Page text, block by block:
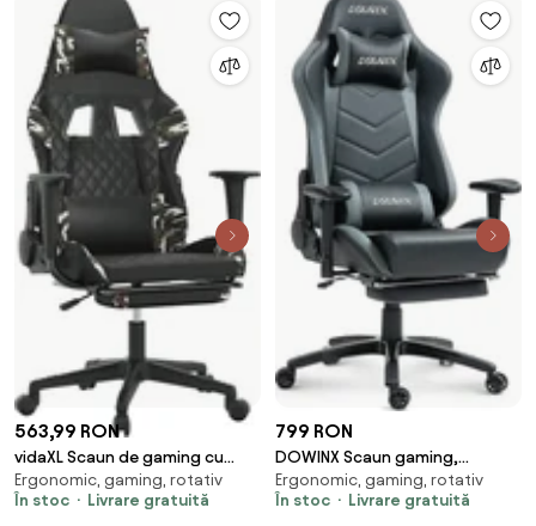
563,99 RON
vidaXL Scaun de gaming cu
suport picioare,
negru/camuflaj, piele eco
Ergonomic, gaming, rotativ
În stoc
Livrare gratuită
799 RON
DOWINX Scaun gaming,
ergonomic, suport lombar cu
masaj, spătar rabatabil 90-
Ergonomic, gaming, rotativ
În stoc
Livrare gratuită